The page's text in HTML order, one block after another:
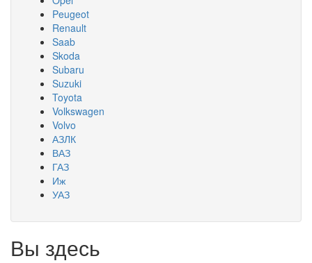
Peugeot
Renault
Saab
Skoda
Subaru
Suzuki
Toyota
Volkswagen
Volvo
АЗЛК
ВАЗ
ГАЗ
Иж
УАЗ
Вы здесь